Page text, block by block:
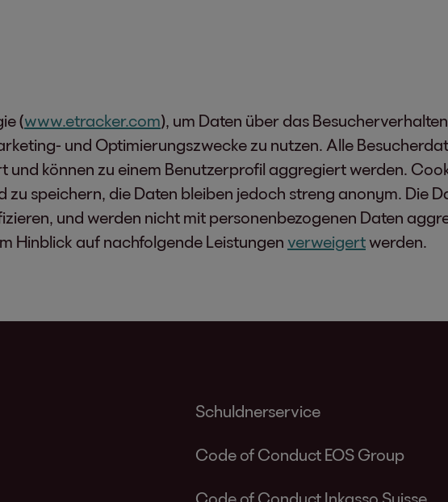
(www.etracker.com), um Daten über das
und Optimierungszwecke zu nutzen. Alle
können zu einem Benutzerprofil aggregiert werden.
zu speichern, die Daten bleiben jedoch streng anonym. Die
und werden nicht mit personenbezogenen Daten
Hinblick auf nachfolgende Leistungen verweigertwerden.
Schuldnerservice
Code of Conduct EOS Group
Code of Conduct Inkasso Suisse